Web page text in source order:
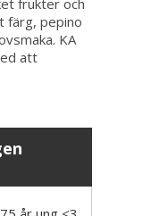
frukter och
färg, pepino
KA
att